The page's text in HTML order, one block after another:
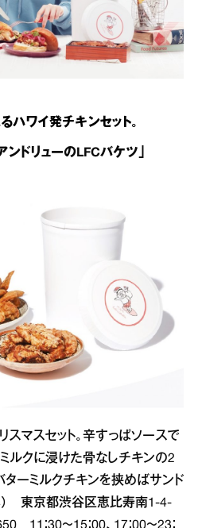
ハワイ発チキンセット。
ドリューのLFCバケツ」
スマスセット。辛すっぱソースで
ルクに浸けた骨なしチキンの2
ターミルクチキンを挟めばサンド
） 東京都渋谷区恵比寿南1‐4‐
11：30～15：00、17：00～23：